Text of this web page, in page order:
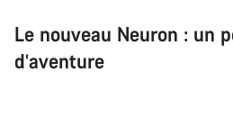
Le nouveau Neuron : un
d’aventure